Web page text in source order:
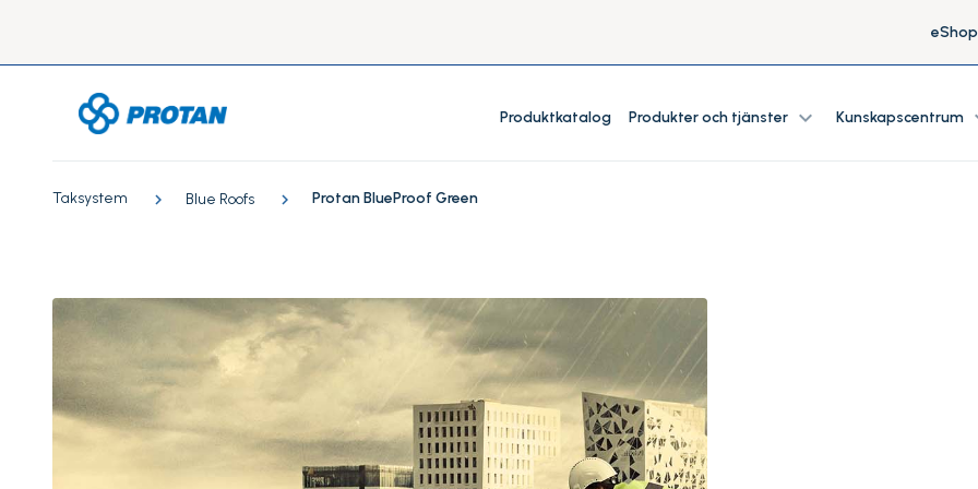
eShop
Produktkatalog Produkter och tjänster expand_more Kunskapscentrum
Taksystem Blue Roofs Protan BlueProof Green